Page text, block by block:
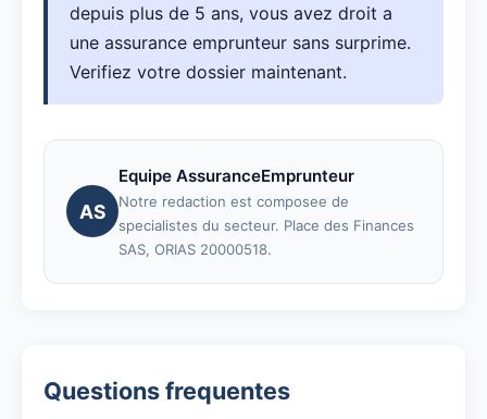
depuis plus de 5 ans, vous avez droit a
une assurance emprunteur sans surprime.
Verifiez votre dossier maintenant.
AS
Equipe AssuranceEmprunteur
Notre redaction est composee de
specialistes du secteur. Place des Finances
SAS, ORIAS 20000518.
Questions frequentes